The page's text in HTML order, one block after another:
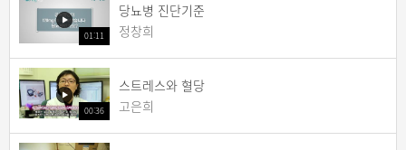
01:11
당뇨병 진단기준
정창희
00:36
스트레스와 혈당
고은희